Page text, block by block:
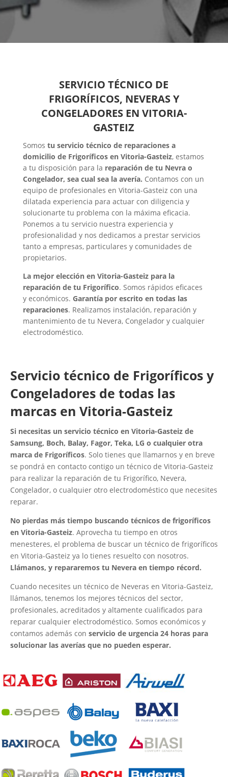
SERVICIO TÉCNICO DE
FRIGORÍFICOS, NEVERAS Y
CONGELADORES EN VITORIA-
GASTEIZ
Somos tu servicio técnico de reparaciones a
domicilio de Frigoríficos en Vitoria-Gasteiz, estamos
a tu disposición para la reparación de tu Nevra o
Congelador, sea cual sea la avería. Contamos con un
equipo de profesionales en Vitoria-Gasteiz con una
dilatada experiencia para actuar con diligencia y
solucionarte tu problema con la máxima eficacia.
Ponemos a tu servicio nuestra experiencia y
profesionalidad y nos dedicamos a prestar servicios
tanto a empresas, particulares y comunidades de
propietarios.
La mejor elección en Vitoria-Gasteiz para la
reparación de tu Frigorífico. Somos rápidos eficaces
y económicos. Garantía por escrito en todas las
reparaciones. Realizamos instalación, reparación y
mantenimiento de tu Nevera, Congelador y cualquier
electrodoméstico.
Servicio técnico de Frigoríficos y
Congeladores de todas las
marcas en Vitoria-Gasteiz
Si necesitas un servicio técnico en Vitoria-Gasteiz de
Samsung, Boch, Balay, Fagor, Teka, LG o cualquier otra
marca de Frigoríficos. Solo tienes que llamarnos y en breve
se pondrá en contacto contigo un técnico de Vitoria-Gasteiz
para realizar la reparación de tu Frigorífico, Nevera,
Congelador, o cualquier otro electrodoméstico que necesites
reparar.
No pierdas más tiempo buscando técnicos de frigoríficos
en Vitoria-Gasteiz. Aprovecha tu tiempo en otros
menesteres, el problema de buscar un técnico de frigoríficos
en Vitoria-Gasteiz ya lo tienes resuelto con nosotros.
Llámanos, y repararemos tu Nevera en tiempo récord.
Cuando necesites un técnico de Neveras en Vitoria-Gasteiz,
llámanos, tenemos los mejores técnicos del sector,
profesionales, acreditados y altamente cualificados para
reparar cualquier electrodoméstico. Somos económicos y
contamos además con servicio de urgencia 24 horas para
solucionar las averías que no pueden esperar.